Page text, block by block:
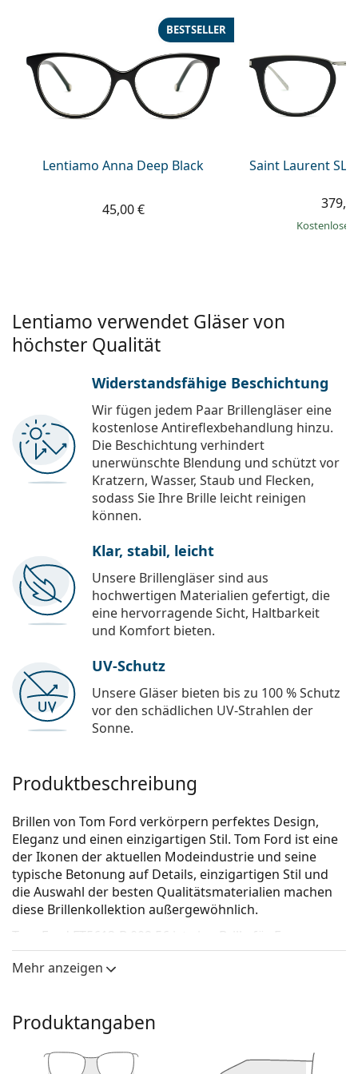
Prada
Alle Marken
Lentiamo Anna Deep Black
BESTSELLER
45,00 €
Saint Laurent SL
Kostenloser
Lentiamo verwendet Gläser von
höchster Qualität
Widerstandsfähige Beschichtung
Wir fügen jedem Paar Brillengläser eine
kostenlose Antireflexbehandlung hinzu.
Die Beschichtung verhindert
unerwünschte Blendung und schützt vor
Kratzern, Wasser, Staub und Flecken,
sodass Sie Ihre Brille leicht reinigen
können.
Klar, stabil, leicht
Unsere Brillengläser sind aus
hochwertigen Materialien gefertigt, die
eine hervorragende Sicht, Haltbarkeit
und Komfort bieten.
UV-Schutz
Unsere Gläser bieten bis zu 100 % Schutz
vor den schädlichen UV-Strahlen der
Sonne.
Produktbeschreibung
Brillen von Tom Ford verkörpern perfektes Design,
Eleganz und einen einzigartigen Stil. Tom Ford ist eine
der Ikonen der aktuellen Modeindustrie und seine
typische Betonung auf Details, einzigartigen Stil und
die Auswahl der besten Qualitätsmaterialien machen
diese Brillenkollektion außergewöhnlich.
Tom Ford FT5613-B 002 56 ist eine Brille für Frauen.
Schauen Sie sich mit der virtuellen Anprobefunktion
von Lentiamo an, wie Sie in dieser Brille aussehen.
Die schwarze Farbe der Brillenfassung passt perfekt
zu kühlen Hauttönen und hellblondem,
hellbraunem oder schwarzem Haar.
Mehr anzeigen
Produktangaben